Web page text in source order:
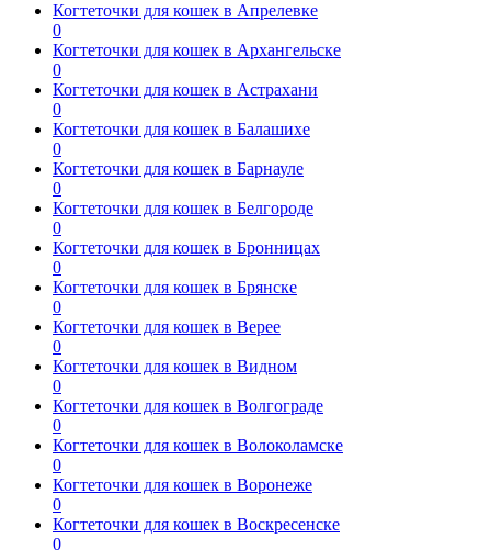
Когтеточки для кошек в Апрелевке
0
Когтеточки для кошек в Архангельске
0
Когтеточки для кошек в Астрахани
0
Когтеточки для кошек в Балашихе
0
Когтеточки для кошек в Барнауле
0
Когтеточки для кошек в Белгороде
0
Когтеточки для кошек в Бронницах
0
Когтеточки для кошек в Брянске
0
Когтеточки для кошек в Верее
0
Когтеточки для кошек в Видном
0
Когтеточки для кошек в Волгограде
0
Когтеточки для кошек в Волоколамске
0
Когтеточки для кошек в Воронеже
0
Когтеточки для кошек в Воскресенске
0